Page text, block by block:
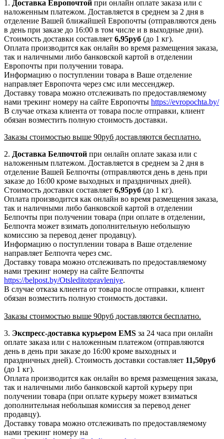
1. Доставка Европочтой при онлайн оплате заказа или с
наложенным платежом. Доставляется в среднем за 2 дня в
отделение Вашей ближайшей Европочты (отправляются день
в день при заказе до 16:00 в том числе и в выходные дни).
Стоимость доставки составляет 6,95руб (до 1 кг).
Оплата производится как онлайн во время размещения заказа,
так и наличными либо банковской картой в отделении
Европочты при получении товара.
Информацию о поступлении товара в Ваше отделение
направляет Европочта через смс или мессенджер.
Доставку товара можно отслеживать по предоставляемому
нами трекинг номеру на сайте Европочты https://evropochta.by/
В случае отказа клиента от товара после отправки, клиент
обязан возместить полную стоимость доставки.
Заказы стоимостью выше 90руб доставляются бесплатно.
2. Доставка Белпочтой при онлайн оплате заказа или с
наложенным платежом. Доставляется в среднем за 2 дня в
отделение Вашей Белпочты (отправляются день в день при
заказе до 16:00 кроме выходных и праздничных дней).
Стоимость доставки составляет 6,95руб (до 1 кг).
Оплата производится как онлайн во время размещения заказа,
так и наличными либо банковской картой в отделении
Белпочты при получении товара (при оплате в отделении,
Белпочта может взимать дополнительную небольшую
комиссию за перевод денег продавцу).
Информацию о поступлении товара в Ваше отделение
направляет Белпочта через смс.
Доставку товара можно отслеживать по предоставляемому
нами трекинг номеру на сайте Белпочты
https://belpost.by/Otsleditotpravleniye.
В случае отказа клиента от товара после отправки, клиент
обязан возместить полную стоимость доставки.
Заказы стоимостью выше 90руб доставляются бесплатно.
3. Экспресс-доставка курьером EMS за 24 часа при онлайн
оплате заказа или с наложенным платежом (отправляются
день в день при заказе до 16:00 кроме выходных и
праздничных дней). Стоимость доставки составляет 11,50руб
(до 1 кг).
Оплата производится как онлайн во время размещения заказа,
так и наличными либо банковской картой курьеру при
получении товара (при оплате курьеру может взиматься
дополнительная небольшая комиссия за перевод денег
продавцу).
Доставку товара можно отслеживать по предоставляемому
нами трекинг номеру на